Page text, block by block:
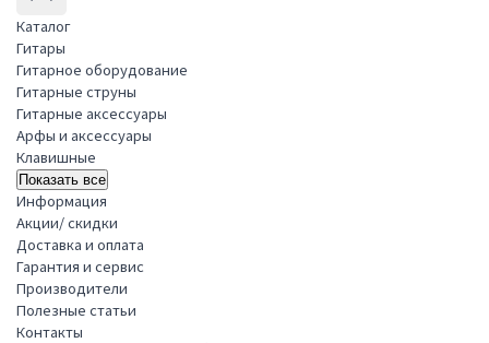
Каталог
Гитары
Гитарное оборудование
Гитарные струны
Гитарные аксессуары
Арфы и аксессуары
Клавишные
Показать все
Информация
Акции/ скидки
Доставка и оплата
Гарантия и сервис
Производители
Полезные статьи
Контакты